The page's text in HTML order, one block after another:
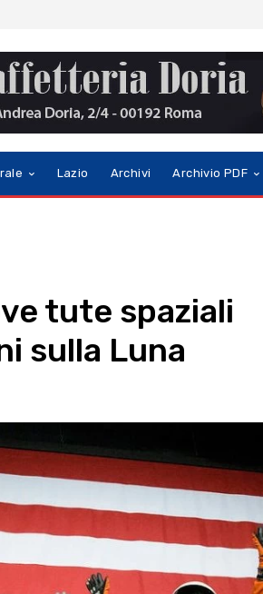
Lazio Archivi Archivio PDF
tute spaziali
sulla Luna